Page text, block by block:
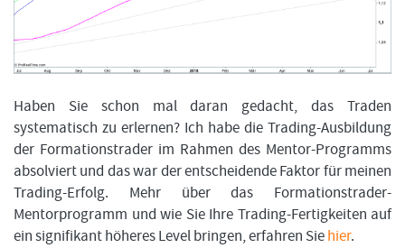
Haben Sie schon mal daran gedacht, das Traden
systematisch zu erlernen? Ich habe die Trading-Ausbildung
der Formationstrader im Rahmen des Mentor-Programms
absolviert und das war der entscheidende Faktor für meinen
Trading-Erfolg. Mehr über das Formationstrader-
Mentorprogramm und wie Sie Ihre Trading-Fertigkeiten auf
ein signifikant höheres Level bringen, erfahren Siehier.